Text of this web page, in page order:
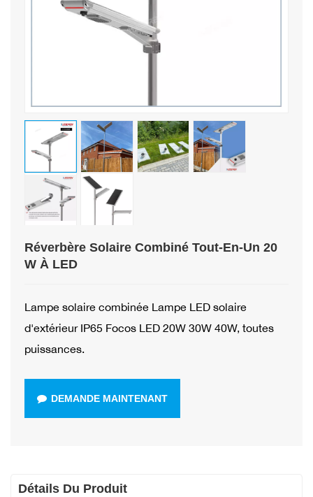
Réverbère Solaire Combiné Tout-En-Un 20
W À LED
Lampe solaire combinée Lampe LED solaire
d'extérieur IP65 Focos LED 20W 30W 40W, toutes
puissances.
DEMANDE MAINTENANT
Détails Du Produit